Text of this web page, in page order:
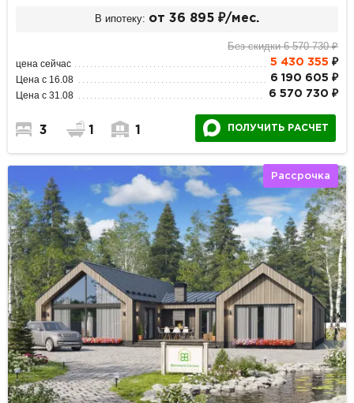
В ипотеку: от 36 895 ₽/мес.
Без скидки 6 570 730 ₽
цена сейчас 5 430 355 ₽
Цена с 16.08 6 190 605 ₽
Цена с 31.08 6 570 730 ₽
3 1 1 ПОЛУЧИТЬ РАСЧЕТ
Рассрочка